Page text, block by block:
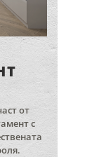
от
с